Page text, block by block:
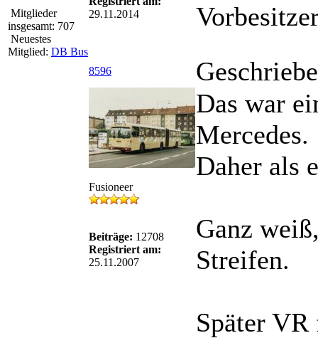
Mitglieder
insgesamt: 707
Neuestes
Mitglied: DB Bus
29.11.2014
8596
Fusioneer
Beiträge: 12708
Registriert am:
25.11.2007
Das war
Mercedes.
Daher als
Ganz
Streifen.
Später